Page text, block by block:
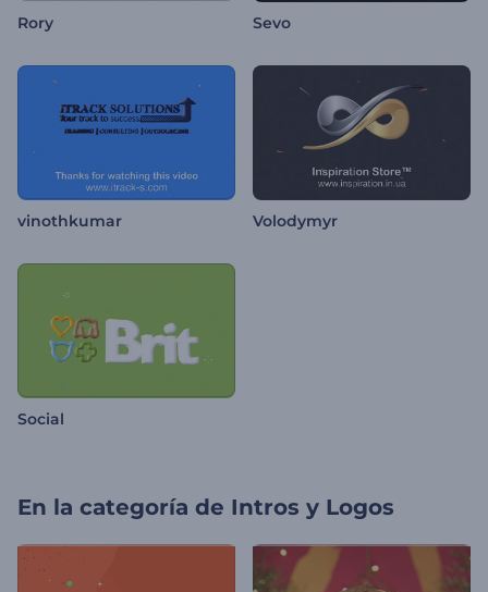
Rory Sevo
vinothkumar Volodymyr
Social
En la categoría de Intros y Logos